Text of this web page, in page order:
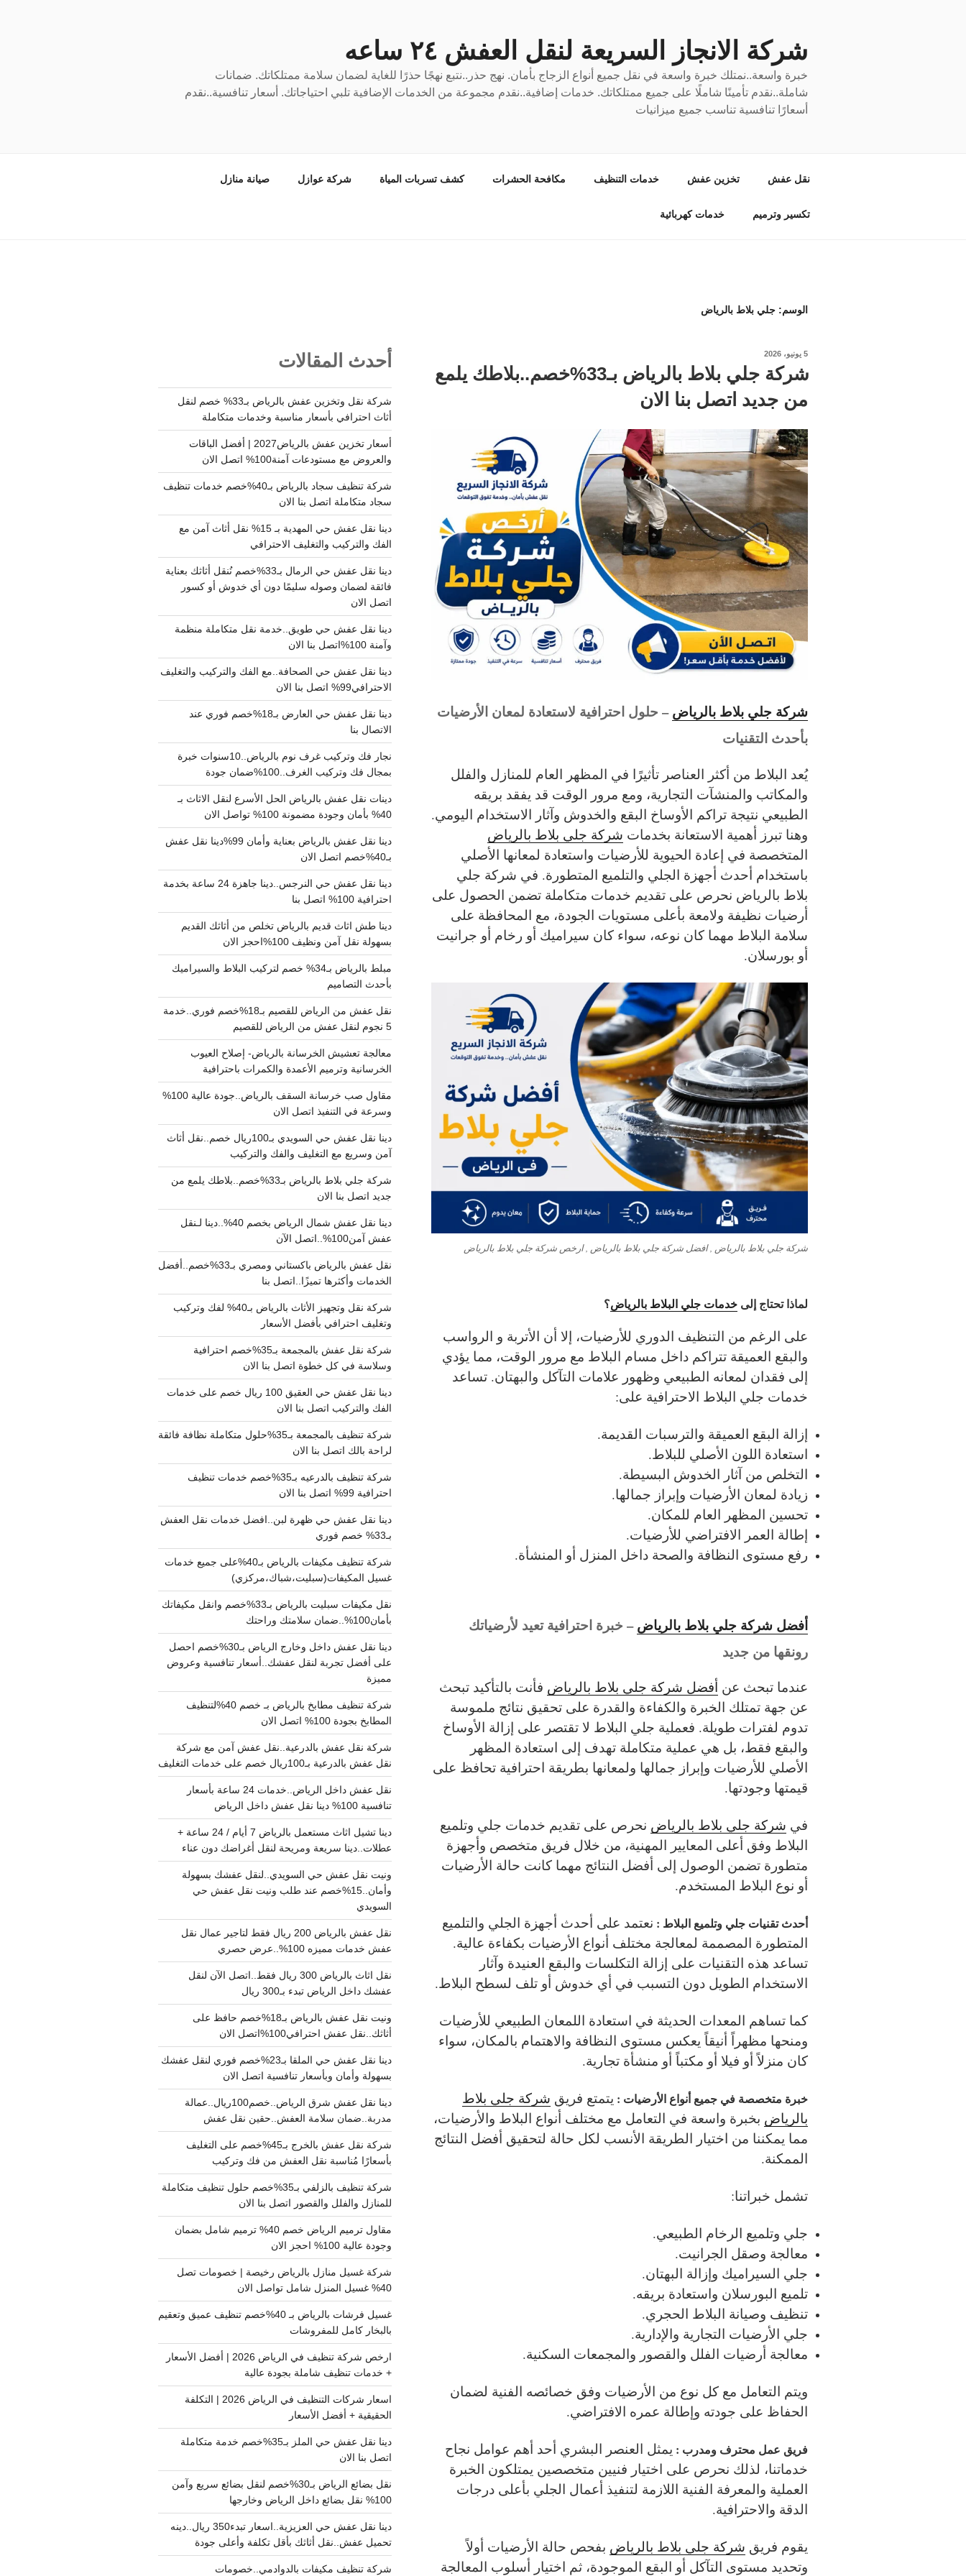
شركة الانجاز السريعة لنقل العفش ٢٤ ساعه
خبرة واسعة..نمتلك خبرة واسعة في نقل جميع أنواع الزجاج بأمان. نهج حذر..نتبع نهجًا حذرًا للغاية لضمان سلامة ممتلكاتك. ضمانات
شاملة..نقدم تأمينًا شاملًا على جميع ممتلكاتك. خدمات إضافية..نقدم مجموعة من الخدمات الإضافية تلبي احتياجاتك. أسعار تنافسية..نقدم
أسعارًا تنافسية تناسب جميع ميزانيات
نقل عفش تخزين عفش خدمات التنظيف مكافحة الحشرات كشف تسربات المياة شركة عوازل صيانة منازل
تكسير وترميم خدمات كهربائية
الوسم: جلي بلاط بالرياض
نُشر
5 يونيو، 2026
شركة جلي بلاط بالرياض بـ33%خصم..بلاطك يلمع
من جديد اتصل بنا الان
شركة جلي بلاط بالرياض– حلول احترافية لاستعادة لمعان الأرضيات
بأحدث التقنيات
يُعد البلاط من أكثر العناصر تأثيرًا في المظهر العام للمنازل والفلل
والمكاتب والمنشآت التجارية، ومع مرور الوقت قد يفقد بريقه
الطبيعي نتيجة تراكم الأوساخ البقع والخدوش وآثار الاستخدام اليومي.
وهنا تبرز أهمية الاستعانة بخدمات شركة جلي بلاط بالرياض
المتخصصة في إعادة الحيوية للأرضيات واستعادة لمعانها الأصلي
باستخدام أحدث أجهزة الجلي والتلميع المتطورة. في شركة جلي
بلاط بالرياض نحرص على تقديم خدمات متكاملة تضمن الحصول على
أرضيات نظيفة ولامعة بأعلى مستويات الجودة، مع المحافظة على
سلامة البلاط مهما كان نوعه، سواء كان سيراميك أو رخام أو جرانيت
أو بورسلان.
شركة جلي بلاط بالرياض , افضل شركة جلي بلاط بالرياض , ارخص شركة جلي بلاط بالرياض
لماذا تحتاج إلى خدمات جلي البلاط بالرياض؟
على الرغم من التنظيف الدوري للأرضيات، إلا أن الأتربة و الرواسب
والبقع العميقة تتراكم داخل مسام البلاط مع مرور الوقت، مما يؤدي
إلى فقدان لمعانه الطبيعي وظهور علامات التآكل والبهتان. تساعد
خدمات جلي البلاط الاحترافية على:
إزالة البقع العميقة والترسبات القديمة.
استعادة اللون الأصلي للبلاط.
التخلص من آثار الخدوش البسيطة.
زيادة لمعان الأرضيات وإبراز جمالها.
تحسين المظهر العام للمكان.
إطالة العمر الافتراضي للأرضيات.
رفع مستوى النظافة والصحة داخل المنزل أو المنشأة.
أفضل شركة جلي بلاط بالرياض– خبرة احترافية تعيد لأرضياتك
رونقها من جديد
عندما تبحث عن أفضل شركة جلي بلاط بالرياض فأنت بالتأكيد تبحث
عن جهة تمتلك الخبرة والكفاءة والقدرة على تحقيق نتائج ملموسة
تدوم لفترات طويلة. فعملية جلي البلاط لا تقتصر على إزالة الأوساخ
والبقع فقط، بل هي عملية متكاملة تهدف إلى استعادة المظهر
الأصلي للأرضيات وإبراز جمالها ولمعانها بطريقة احترافية تحافظ على
قيمتها وجودتها.
في شركة جلي بلاط بالرياض نحرص على تقديم خدمات جلي وتلميع
البلاط وفق أعلى المعايير المهنية، من خلال فريق متخصص وأجهزة
متطورة تضمن الوصول إلى أفضل النتائج مهما كانت حالة الأرضيات
أو نوع البلاط المستخدم.
أحدث تقنيات جلي وتلميع البلاط : نعتمد على أحدث أجهزة الجلي والتلميع
المتطورة المصممة لمعالجة مختلف أنواع الأرضيات بكفاءة عالية.
تساعد هذه التقنيات على إزالة التكلسات والبقع العنيدة وآثار
الاستخدام الطويل دون التسبب في أي خدوش أو تلف لسطح البلاط.
كما تساهم المعدات الحديثة في استعادة اللمعان الطبيعي للأرضيات
ومنحها مظهراً أنيقاً يعكس مستوى النظافة والاهتمام بالمكان، سواء
كان منزلاً أو فيلا أو مكتباً أو منشأة تجارية.
خبرة متخصصة في جميع أنواع الأرضيات : يتمتع فريق شركة جلي بلاط
بالرياض بخبرة واسعة في التعامل مع مختلف أنواع البلاط والأرضيات،
مما يمكننا من اختيار الطريقة الأنسب لكل حالة لتحقيق أفضل النتائج
الممكنة.
تشمل خبراتنا:
جلي وتلميع الرخام الطبيعي.
معالجة وصقل الجرانيت.
جلي السيراميك وإزالة البهتان.
تلميع البورسلان واستعادة بريقه.
تنظيف وصيانة البلاط الحجري.
جلي الأرضيات التجارية والإدارية.
معالجة أرضيات الفلل والقصور والمجمعات السكنية.
ويتم التعامل مع كل نوع من الأرضيات وفق خصائصه الفنية لضمان
الحفاظ على جودته وإطالة عمره الافتراضي.
فريق عمل محترف ومدرب : يمثل العنصر البشري أحد أهم عوامل نجاح
خدماتنا، لذلك نحرص على اختيار فنيين متخصصين يمتلكون الخبرة
العملية والمعرفة الفنية اللازمة لتنفيذ أعمال الجلي بأعلى درجات
الدقة والاحترافية.
يقوم فريق شركة جلي بلاط بالرياض بفحص حالة الأرضيات أولاً
وتحديد مستوى التآكل أو البقع الموجودة، ثم اختيار أسلوب المعالجة
أحدث المقالات
شركة نقل وتخزين عفش بالرياض بـ33% خصم لنقل
أثاث احترافي بأسعار مناسبة وخدمات متكاملة
أسعار تخزين عفش بالرياض2027 | أفضل الباقات
والعروض مع مستودعات آمنة100% اتصل الان
شركة تنظيف سجاد بالرياض بـ40%خصم خدمات تنظيف
سجاد متكاملة اتصل بنا الان
دينا نقل عفش حي المهدية بـ 15% نقل أثاث آمن مع
الفك والتركيب والتغليف الاحترافي
دينا نقل عفش حي الرمال بـ33%خصم نُنقل أثاثك بعناية
فائقة لضمان وصوله سليمًا دون أي خدوش أو كسور
اتصل الان
دينا نقل عفش حي طويق..خدمة نقل متكاملة منظمة
وآمنة 100%اتصل بنا الان
دينا نقل عفش حي الصحافة..مع الفك والتركيب والتغليف
الاحترافي99% اتصل بنا الان
دينا نقل عفش حي العارض بـ18%خصم فوري عند
الاتصال بنا
نجار فك وتركيب غرف نوم بالرياض..10سنوات خبرة
بمجال فك وتركيب الغرف..100%ضمان جودة
دينات نقل عفش بالرياض الحل الأسرع لنقل الاثاث بـ
40% بأمان وجودة مضمونة 100% تواصل الان
دينا نقل عفش بالرياض بعناية وأمان 99%دينا نقل عفش
بـ40%خصم اتصل الان
دينا نقل عفش حي النرجس..دينا جاهزة 24 ساعة بخدمة
احترافية 100% اتصل بنا
دينا طش اثاث قديم بالرياض تخلص من أثاثك القديم
بسهولة نقل آمن ونظيف 100%احجز الان
مبلط بالرياض بـ34% خصم لتركيب البلاط والسيراميك
بأحدث التصاميم
نقل عفش من الرياض للقصيم بـ18%خصم فوري..خدمة
5 نجوم لنقل عفش من الرياض للقصيم
معالجة تعشيش الخرسانة بالرياض- إصلاح العيوب
الخرسانية وترميم الأعمدة والكمرات باحترافية
مقاول صب خرسانة السقف بالرياض..جودة عالية 100%
وسرعة في التنفيذ اتصل الان
دينا نقل عفش حي السويدي بـ100ريال خصم..نقل أثاث
آمن وسريع مع التغليف والفك والتركيب
شركة جلي بلاط بالرياض بـ33%خصم..بلاطك يلمع من
جديد اتصل بنا الان
دينا نقل عفش شمال الرياض بخصم 40%..دينا لـنقل
عفش آمن100%..اتصل الآن
نقل عفش بالرياض باكستاني ومصري بـ33%خصم..أفضل
الخدمات وأكثرها تميزًا..اتصل بنا
شركة نقل وتجهيز الأثاث بالرياض بـ40% لفك وتركيب
وتغليف احترافي بأفضل الأسعار
شركة نقل عفش بالمجمعة بـ35%خصم احترافية
وسلاسة في كل خطوة اتصل بنا الان
دينا نقل عفش حي العقيق 100 ريال خصم على خدمات
الفك والتركيب اتصل بنا الان
شركة تنظيف بالمجمعة بـ35%حلول متكاملة نظافة فائقة
لراحة بالك اتصل بنا الان
شركة تنظيف بالدرعيه بـ35%خصم خدمات تنظيف
احترافية 99% اتصل بنا الان
دينا نقل عفش حي ظهرة لبن..افضل خدمات نقل العفش
بـ33% خصم فوري
شركة تنظيف مكيفات بالرياض بـ40%على جميع خدمات
غسيل المكيفات(سبليت،شباك،مركزي)
نقل مكيفات سبليت بالرياض بـ33%خصم وانقل مكيفاتك
بأمان100%..ضمان سلامتك وراحتك
دينا نقل عفش داخل وخارج الرياض بـ30%خصم احصل
على أفضل تجربة لنقل عفشك..أسعار تنافسية وعروض
مميزة
شركة تنظيف مطابخ بالرياض بـ خصم 40%لتنظيف
المطابخ بجودة 100% اتصل الان
شركة نقل عفش بالدرعية..نقل عفش آمن مع شركة
نقل عفش بالدرعية بـ100ريال خصم على خدمات التغليف
نقل عفش داخل الرياض..خدمات 24 ساعة بأسعار
تنافسية 100% دينا نقل عفش داخل الرياض
دينا تشيل اثاث مستعمل بالرياض 7 أيام / 24 ساعة +
عطلات..دينا سريعة ومريحة لنقل أغراضك دون عناء
ونيت نقل عفش حي السويدي..لنقل عفشك بسهولة
وأمان..15%خصم عند طلب ونيت نقل عفش حي
السويدي
نقل عفش بالرياض 200 ريال فقط لتاجير عمال نقل
عفش خدمات مميزه 100%..عرض حصري
نقل اثاث بالرياض 300 ريال فقط..اتصل الآن لنقل
عفشك داخل الرياض تبدء بـ300 ريال
ونيت نقل عفش بالرياض بـ18%خصم حافظ على
أثاثك..نقل عفش احترافي100%اتصل الان
دينا نقل عفش حي الملقا بـ23%خصم فوري لنقل عفشك
بسهولة وأمان وبأسعار تنافسية اتصل الان
دينا نقل عفش شرق الرياض..خصم100ريال..عمالة
مدربة..ضمان سلامة العفش..حقين نقل عفش
شركة نقل عفش بالخرج بـ45%خصم على التغليف
بأسعارًا مُناسبة نقل العفش من فك وتركيب
شركة تنظيف بالزلفي بـ35%خصم حلول تنظيف متكاملة
للمنازل والفلل والقصور اتصل بنا الان
مقاول ترميم الرياض خصم 40% ترميم شامل بضمان
وجودة عالية 100% احجز الان
شركة غسيل منازل بالرياض رخيصة | خصومات تصل
40% غسيل المنزل شامل تواصل الان
غسيل فرشات بالرياض بـ 40%خصم تنظيف عميق وتعقيم
بالبخار كامل للمفروشات
ارخص شركة تنظيف في الرياض 2026 | أفضل الأسعار
+ خدمات تنظيف شاملة بجودة عالية
اسعار شركات التنظيف في الرياض 2026 | التكلفة
الحقيقية + أفضل الأسعار
دينا نقل عفش حي الملز بـ35%خصم خدمة متكاملة
اتصل بنا الان
نقل بضائع الرياض بـ30%خصم لنقل بضائع سريع وآمن
100% نقل بضائع داخل الرياض وخارجها
دينا نقل عفش حي العزيزية..اسعار تبدء350 ريال..دينه
تحميل عفش..نقل أثاثك بأقل تكلفة وأعلى جودة
شركة تنظيف مكيفات بالدوادمي..خصومات